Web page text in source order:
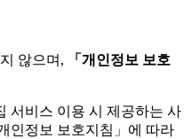
않으며,
「개인정보 보호
서비스 이용 시 제공하는 사
인정보 보호지침」에 따라